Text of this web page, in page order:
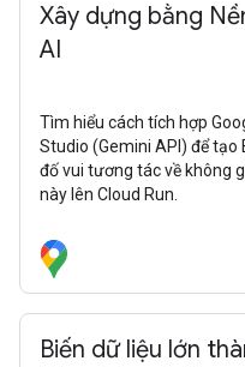
Xây dựng bằng
AI
Tìm hiểu cách tích hợp
Studio (Gemini API) để
đố vui tương tác về không
này lên Cloud Run.
Biến dữ liệu lớn